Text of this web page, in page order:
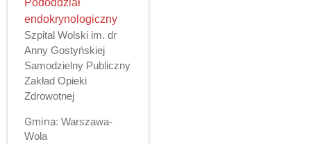
endokrynologiczny
Szpital Wolski im. dr
Anny Gostyńskiej
Samodzielny Publiczny
Zakład Opieki
Zdrowotnej
Gmina: Warszawa-
Wola